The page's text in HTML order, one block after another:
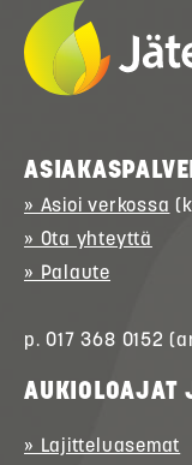
» Asioi verkossa
» Ota yhteyttä
» Palaute
p. 017 368 0152
AUKIOLOAJAT
» Lajitteluasemat